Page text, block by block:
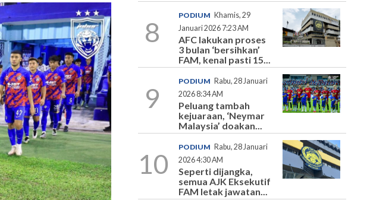
8
PODIUM Khamis, 29
Januari 2026 7:23 AM
AFC lakukan proses
3 bulan ‘bersihkan’
FAM, kenal pasti 15...
9
PODIUM Rabu, 28 Januari
2026 8:34 AM
Peluang tambah
kejuaraan, ‘Neymar
Malaysia’ doakan...
10
PODIUM Rabu, 28 Januari
2026 4:30 AM
Seperti dijangka,
semua AJK Eksekutif
FAM letak jawatan...